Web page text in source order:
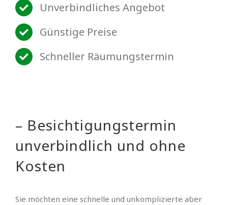
Unverbindliches Angebot
Günstige Preise
Schneller Räumungstermin
– Besichtigungstermin
unverbindlich und ohne
Kosten
Sie möchten eine schnelle und unkomplizierte aber